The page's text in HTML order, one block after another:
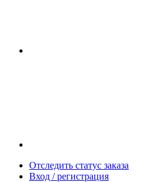
Отследить статус заказа
Вход / регистрация